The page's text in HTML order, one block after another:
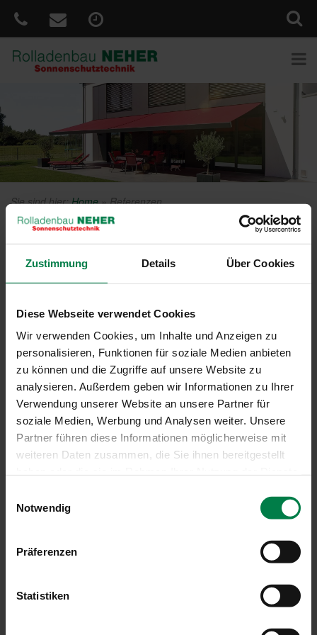
Zustimmung Details Über Cookies
Diese Webseite verwendet Cookies
Wir verwenden Cookies, um Inhalte und Anzeigen zu
personalisieren, Funktionen für soziale Medien anbieten
zu können und die Zugriffe auf unsere Website zu
analysieren. Außerdem geben wir Informationen zu Ihrer
Verwendung unserer Website an unsere Partner für
soziale Medien, Werbung und Analysen weiter. Unsere
Partner führen diese Informationen möglicherweise mit
weiteren Daten zusammen, die Sie ihnen bereitgestellt
Notwendig
Präferenzen
Statistiken
Sie sind hier:Home»Referenzen
Referenzen
Gaißach
GemeindeWackersberg(Kindergarten)
Gemeinde Bad Heilbrunn (Kindergarten)
Gemeinde Jachenau(Schule, Kindergarten)
GemeindeOtterfing(Schule, Kindergarten)
StadtBad Tölz(Schulen)
Kindergarten
KindergartenGarmisch